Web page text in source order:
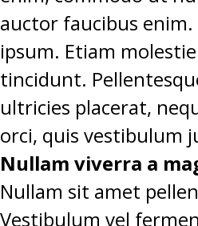
auctor faucibus
ipsum. Etiam
tincidunt.
ultricies placerat,
orci, quis vestibulum
Nullam viverra a
Nullam sit amet
Vestibulum vel